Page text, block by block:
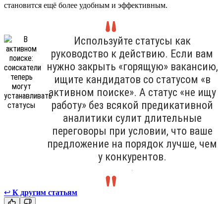
становится ещё более удобным и эффективным.
Используйте статусы как
руководство к действию. Если вам
нужно закрыть «горящую» вакансию,
ищите кандидатов со статусом «в
активном поиске». А статус «не ищу
работу» без всякой предикативной
аналитики сулит длительные
переговоры при условии, что ваше
предложение на порядок лучше, чем
у конкурентов.
.
↩ К другим статьям